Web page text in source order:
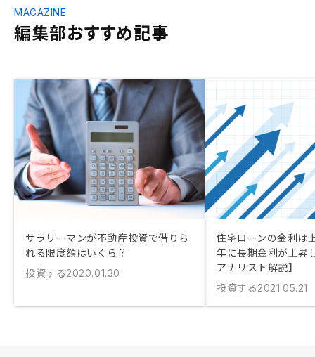
編集部おすすめ記事
MAGAZINE
サラリーマンが不動産投資で借りら
れる限度額はいくら？
投資する2020.01.30
住宅ローンの金利は
年に長期金利が上昇
アナリスト解説】
投資する2021.05.21